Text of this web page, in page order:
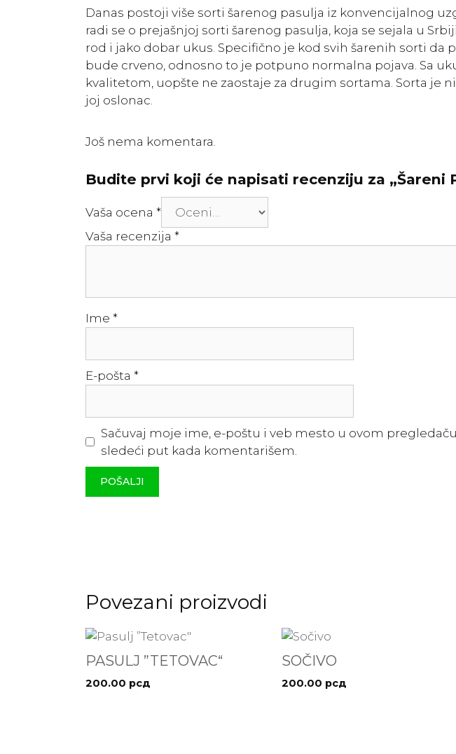
Danas postoji više sorti šarenog pasulja iz konvencijalnog
radi se o prejašnjoj sorti šarenog pasulja, koja se sejala u
rod i jako dobar ukus. Specifično je kod svih šarenih sorti da
bude crveno, odnosno to je potpuno normalna pojava. Sa
kvalitetom, uopšte ne zaostaje za drugim sortama. Sorta je
joj oslonac.
Još nema komentara.
Budite prvi koji će napisati recenziju za „Šareni
Vaša ocena *
Vaša recenzija *
Ime *
E-pošta *
Sačuvaj moje ime, e-poštu i veb mesto u ovom
sledeći put kada komentarišem.
Povezani proizvodi
PASULJ ”TETOVAC“
200.00 рсд
SOČIVO
200.00 рсд